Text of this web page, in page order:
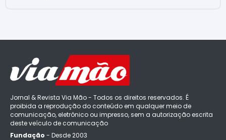
Jornal & Revista Via Mão - Todos os direitos reservados. É
proibida a reprodução do conteúdo em qualquer meio de
comunicação, eletrônico ou impresso, sem a autorização escrita
deste veículo de comunicação
Fundação - Desde 2003